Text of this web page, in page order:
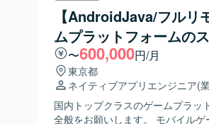
【AndroidJava/フルリ
ムプラットフォームの
〜600,000円/月
東京都
ネイティブアプリエンジニア(
国内トップクラスのゲームプラッ
全般をお願いします。 モバイル